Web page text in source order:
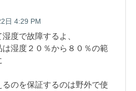
日 4:29 PM
度で故障するよ、
湿度２０％から８０％の範
のを保証するのは野外で使